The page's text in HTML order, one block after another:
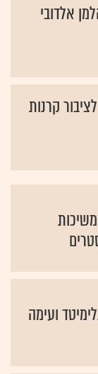
אלדובי
קרנות
ועימה